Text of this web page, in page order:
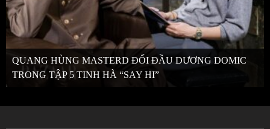
QUANG HÙNG MASTERD ĐỐI ĐẦU DƯƠNG DOMIC
TRONG TẬP 5 TINH HÀ “SAY HI”